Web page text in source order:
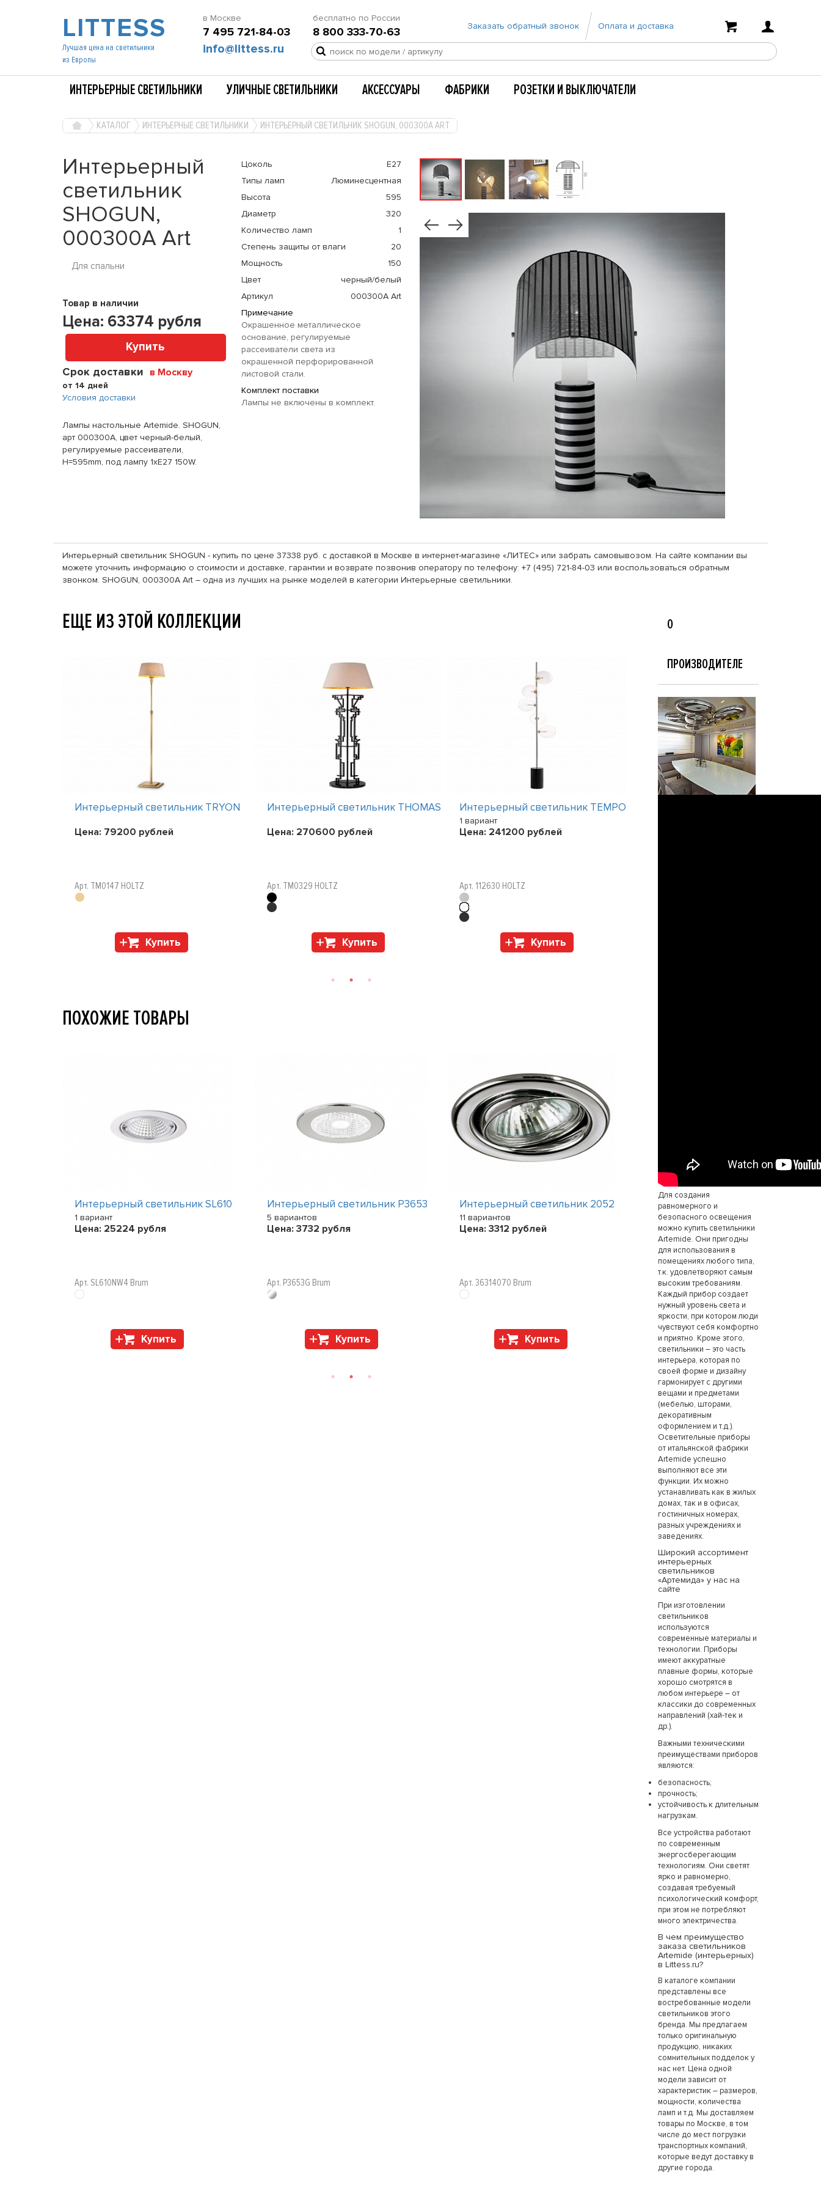
LITTESS
Лучшая цена на светильники
из Европы
в Москве
7 495 721-84-03
бесплатно по России
8 800 333-70-63 Заказать обратный звонок Оплата и доставка
info@littess.ru
ИНТЕРЬЕРНЫЕ СВЕТИЛЬНИКИ УЛИЧНЫЕ СВЕТИЛЬНИКИ АКСЕССУАРЫ ФАБРИКИ РОЗЕТКИ И ВЫКЛЮЧАТЕЛИ
КАТАЛОГ ИНТЕРЬЕРНЫЕ СВЕТИЛЬНИКИ ИНТЕРЬЕРНЫЙ СВЕТИЛЬНИК SHOGUN, 000300A ART
Интерьерный
светильник
SHOGUN,
000300A Art
Для спальни
Товар в наличии
Цена: 63374 рубля
Купить
Срок доставки в Москву
от 14 дней
Условия доставки
Лампы настольные Artemide. SHOGUN,
арт 000300A, цвет черный-белый,
регулируемые рассеиватели,
H=595mm, под лампу 1xE27 150W.
Цоколь
E27
Типы ламп
Люминесцентная
Высота
595
Диаметр
320
Количество ламп
1
Степень защиты от влаги
20
Мощность
150
Цвет
черный/белый
Артикул
000300A Art
Примечание
Окрашенное металлическое
основание, регулируемые
рассеиватели света из
окрашенной перфорированной
листовой стали.
Комплект поставки
Лампы не включены в комплект.
Интерьерный светильник SHOGUN - купить по цене 37338 руб. с доставкой в Москве в интернет-магазине «ЛИТЕС» или забрать самовывозом. На сайте компании вы
можете уточнить информацию о стоимости и доставке, гарантии и возврате позвонив оператору по телефону: +7 (495) 721-84-03 или воспользоваться обратным
звонком. SHOGUN, 000300A Art – одна из лучших на рынке моделей в категории Интерьерные светильники.
ЕЩЕ ИЗ ЭТОЙ КОЛЛЕКЦИИ
Интерьерный светильник TRYON
Цена: 79200 рублей
Арт. TM0147 HOLTZ
Купить
Интерьерный светильник THOMAS
Цена: 270600 рублей
Арт. TM0329 HOLTZ
Купить
Интерьерный светильник TEMPO
1 вариант
Цена: 241200 рублей
Арт. 112630 HOLTZ
Купить
ПОХОЖИЕ ТОВАРЫ
Интерьерный светильник SL610
1 вариант
Цена: 25224 рубля
Арт. SL610NW4 Brum
Купить
Интерьерный светильник P3653
5 вариантов
Цена: 3732 рубля
Арт. P3653G Brum
Купить
Интерьерный светильник 2052
11 вариантов
Цена: 3312 рублей
Арт. 36314070 Brum
Купить
Интерьерный светильник
PL
Цена:72000рублей
Арт. PLBOREABCCR Vist
Купить
О
ПРОИЗВОДИТЕЛЕ
Для создания
равномерного и
безопасного освещения
можно купить светильники
Artemide. Они пригодны
для использования в
помещениях любого типа,
т.к. удовлетворяют самым
высоким требованиям.
Каждый прибор создает
нужный уровень света и
яркости, при котором люди
чувствуют себя комфортно
и приятно. Кроме этого,
светильники – это часть
интерьера, которая по
своей форме и дизайну
гармонирует с другими
вещами и предметами
(мебелью, шторами,
декоративным
оформлением и т.д.).
Осветительные приборы
от итальянской фабрики
Artemide успешно
выполняют все эти
функции. Их можно
устанавливать как в жилых
домах, так и в офисах,
гостиничных номерах,
разных учреждениях и
заведениях.
Широкий ассортимент
интерьерных
светильников
«Артемида» у нас на
сайте
При изготовлении
светильников
используются
современные материалы и
технологии. Приборы
имеют аккуратные
плавные формы, которые
хорошо смотрятся в
любом интерьере – от
классики до современных
направлений (хай-тек и
др.).
Важными техническими
преимуществами приборов
являются:
безопасность;
прочность;
устойчивость к длительным
нагрузкам.
Все устройства работают
по современным
энергосберегающим
технологиям. Они светят
ярко и равномерно,
создавая требуемый
психологический комфорт,
при этом не потребляют
много электричества.
В чем преимущество
заказа светильников
Artemide (интерьерных)
в Littess.ru?
В каталоге компании
представлены все
востребованные модели
светильников этого
бренда. Мы предлагаем
только оригинальную
продукцию, никаких
сомнительных подделок у
нас нет. Цена одной
модели зависит от
характеристик – размеров,
мощности, количества
ламп и т.д. Мы доставляем
товары по Москве, в том
числе до мест погрузки
транспортных компаний,
которые ведут доставку в
другие города.